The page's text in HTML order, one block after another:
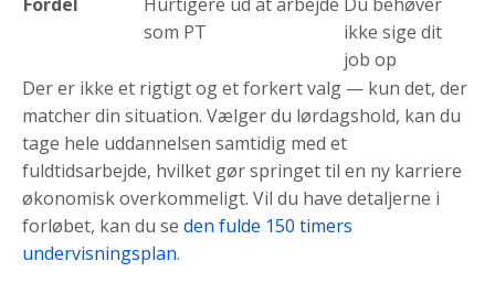
som PT
ikke sige dit
job op
Der er ikke et rigtigt og et forkert valg — kun det, der
matcher din situation. Vælger du lørdagshold, kan du
tage hele uddannelsen samtidig med et
fuldtidsarbejde, hvilket gør springet til en ny karriere
økonomisk overkommeligt. Vil du have detaljerne i
forløbet, kan du se den fulde 150 timers
undervisningsplan.